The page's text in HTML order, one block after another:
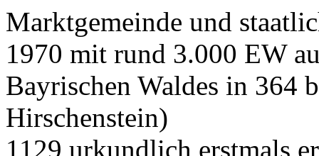
Marktgemeinde und
1970 mit rund 3.000 EW
Bayrischen Waldes in 364
Hirschenstein)
1129 urkundlich erstmals